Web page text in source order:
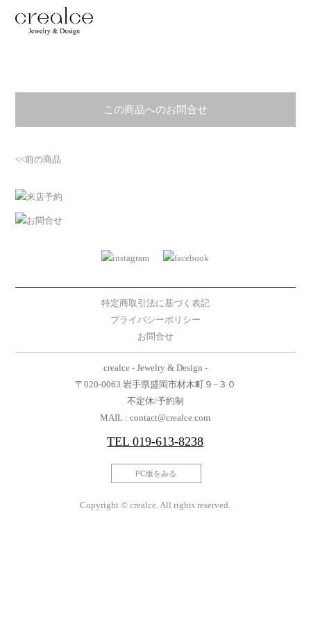
この商品へのお問合せ
<<前の商品
特定商取引法に基づく表記
プライバシーポリシー
お問合せ
crealce - Jewelry & Design -
〒020-0063 岩手県盛岡市材木町９−３０
不定休/予約制
MAIL : contact@crealce.com
TEL019-613-8238
PC版をみる
Copyright © crealce. All rights reserved.